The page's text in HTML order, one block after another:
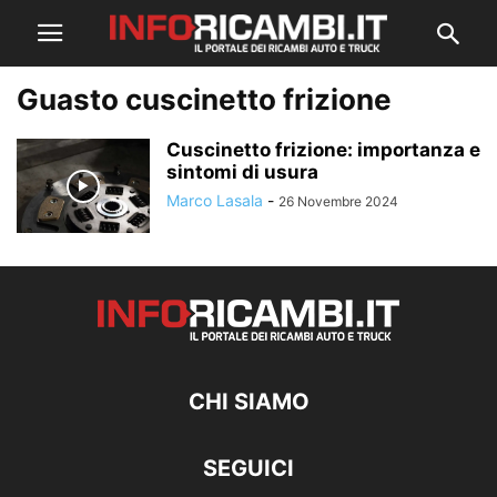
Guasto cuscinetto frizione
Cuscinetto frizione: importanza e
sintomi di usura
Marco Lasala - 26 Novembre 2024
CHI SIAMO
SEGUICI